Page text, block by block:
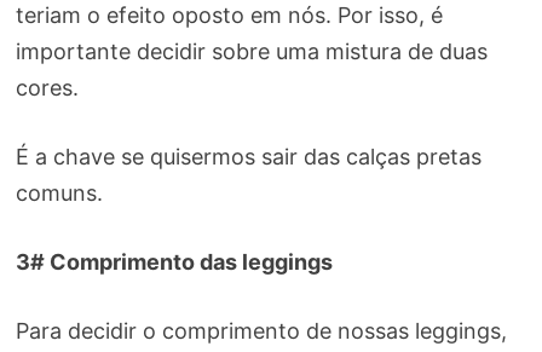
teriam o efeito oposto em nós. Por isso, é
importante decidir sobre uma mistura de duas
cores.
É a chave se quisermos sair das calças pretas
comuns.
3# Comprimento das leggings
Para decidir o comprimento de nossas leggings,